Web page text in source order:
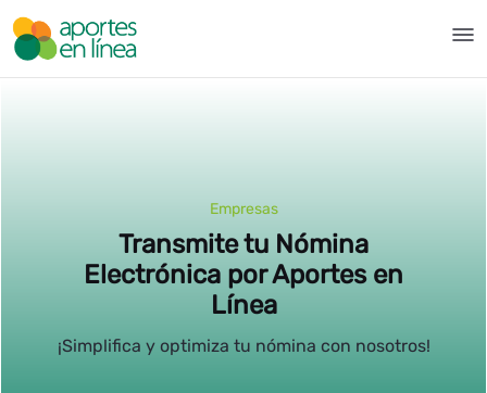
Ugrás a fő tartalomhoz
Empresas
Transmite tu Nómina
Electrónica por Aportes en
Línea
¡Simplifica y optimiza tu nómina con nosotros!